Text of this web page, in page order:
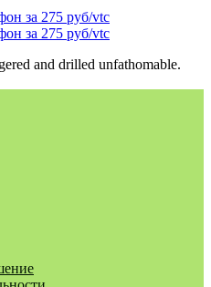
and drilled unfathomable.